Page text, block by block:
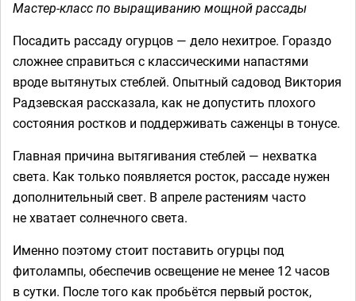
Мастер-класс по выращиванию мощной рассады
Посадить рассаду огурцов — дело нехитрое. Гораздо
сложнее справиться с классическими напастями
вроде вытянутых стеблей. Опытный садовод Виктория
Радзевская рассказала, как не допустить плохого
состояния ростков и поддерживать саженцы в тонусе.
Главная причина вытягивания стеблей — нехватка
света. Как только появляется росток, рассаде нужен
дополнительный свет. В апреле растениям часто
не хватает солнечного света.
Именно поэтому стоит поставить огурцы под
фитолампы, обеспечив освещение не менее 12 часов
в сутки. После того как пробьётся первый росток,